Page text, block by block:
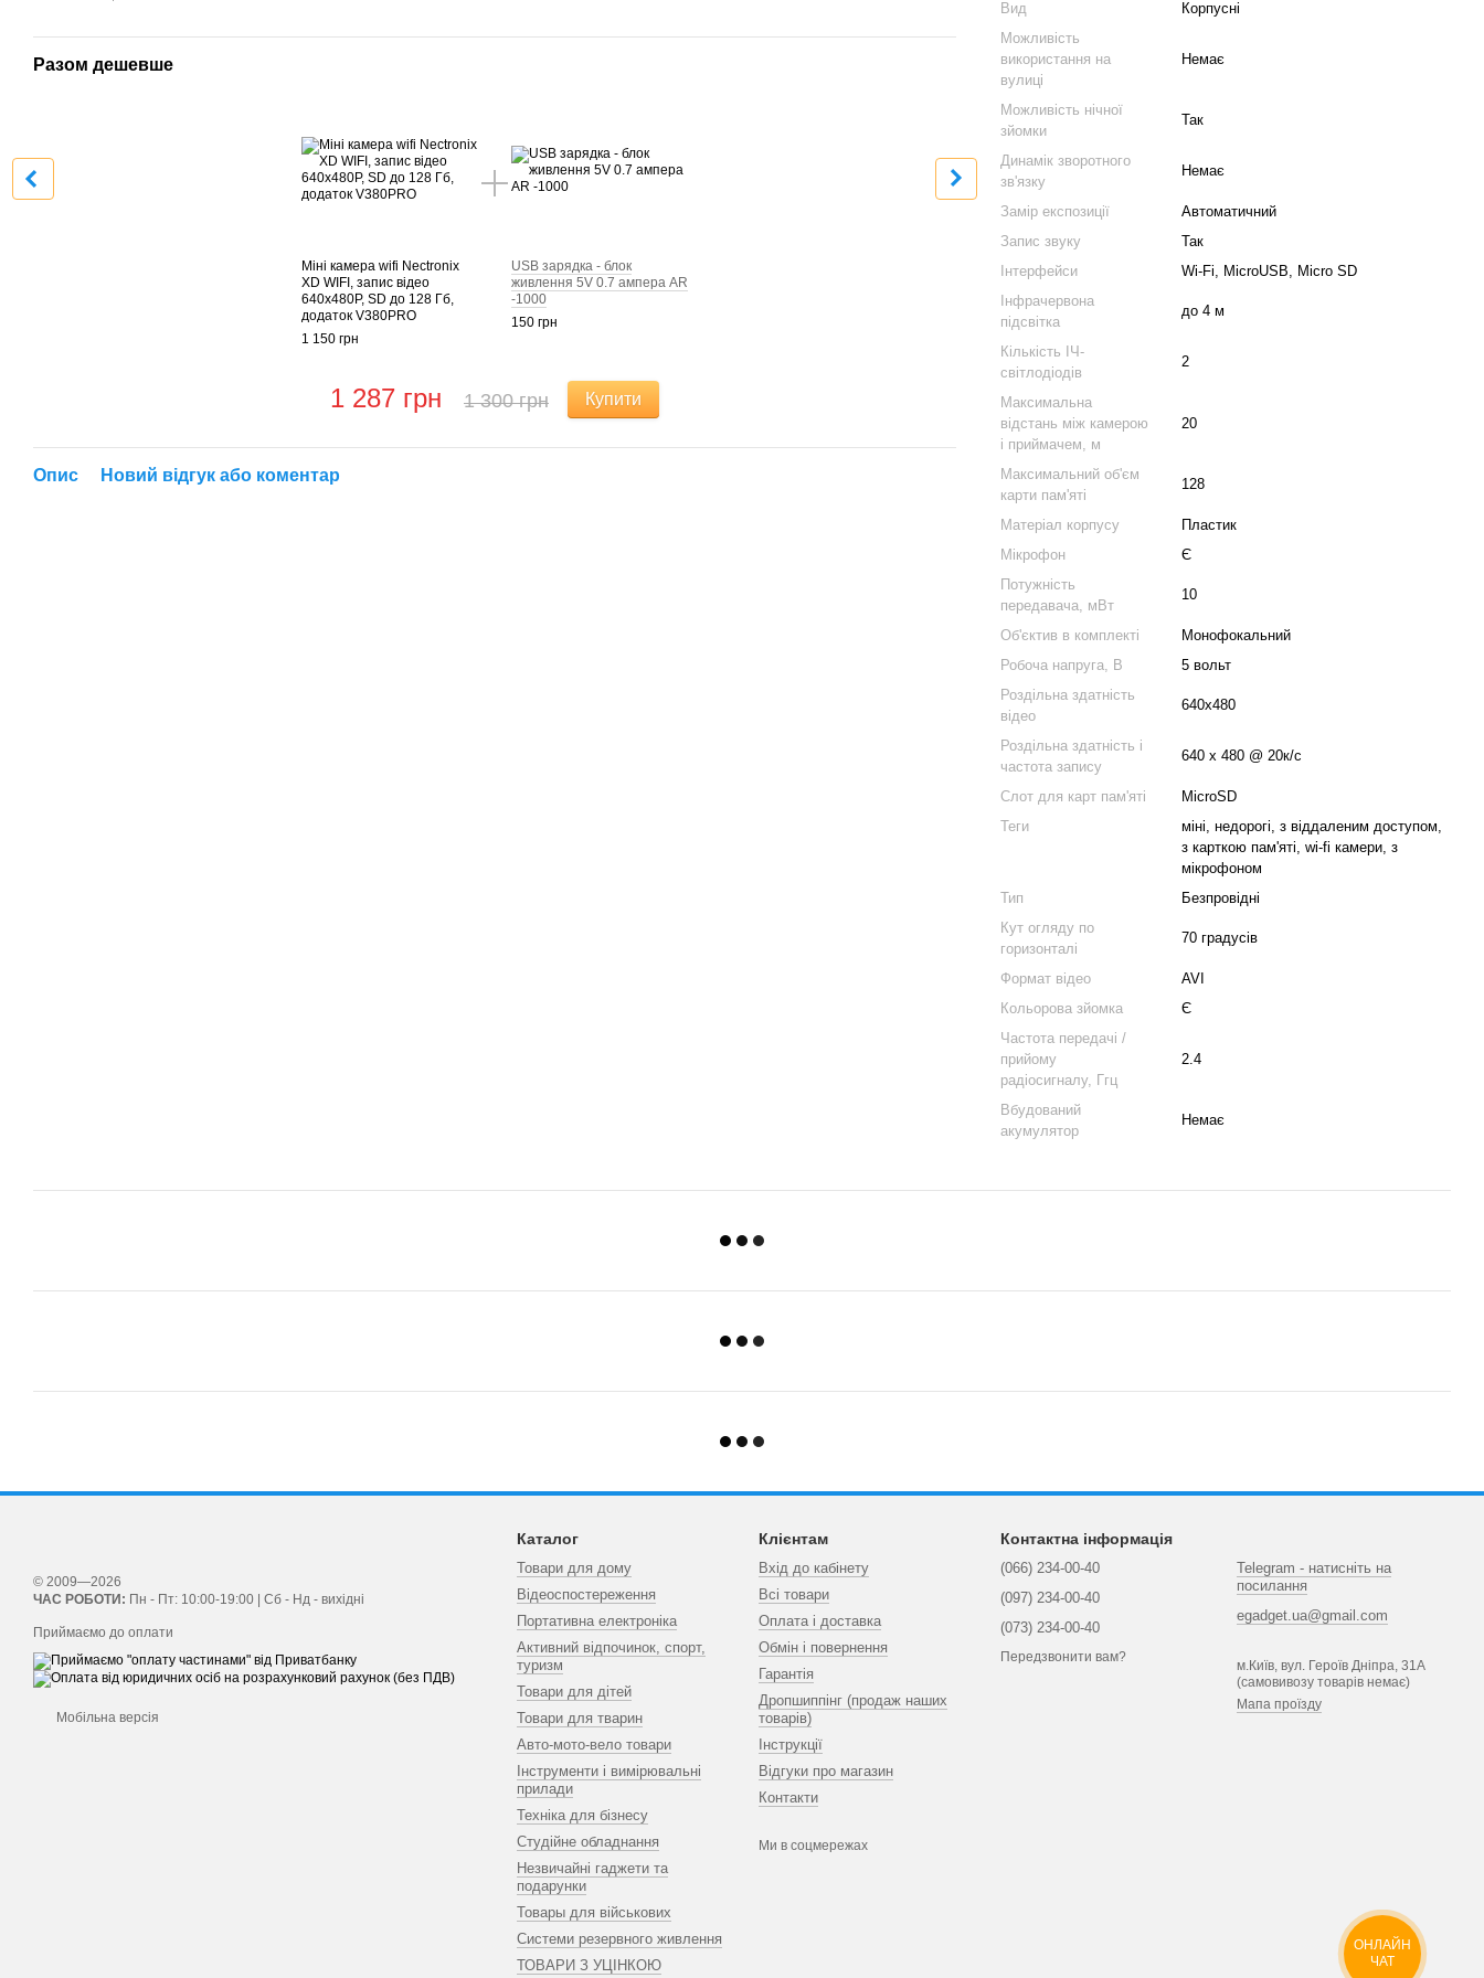
Разом дешевше
Міні камера wifi Nectronix
XD WIFI, запис відео
640х480P, SD до 128 Гб,
додаток V380PRO
1 150 грн
USB зарядка - блок
живлення 5V 0.7 ампера AR
-1000
150 грн
1 287 грн 1 300 грн Купити
Разом дешевше
Міні камера wifi Nectronix
XD WIFI, запис відео
Опис Новий відгук або коментар
Вид
Корпусні
Можливість
використання на
вулиці
Немає
Можливість нічної
зйомки
Так
Динамік зворотного
зв'язку
Немає
Замір експозиції
Автоматичний
Запис звуку
Так
Інтерфейси
Wi-Fi, MicroUSB, Micro SD
Інфрачервона
підсвітка
до 4 м
Кількість ІЧ-
світлодіодів
2
Максимальна
відстань між камерою
і приймачем, м
20
Максимальний об'єм
карти пам'яті
128
Матеріал корпусу
Пластик
Мікрофон
Є
Потужність
передавача, мВт
10
Об'єктив в комплекті
Монофокальний
Робоча напруга, В
5 вольт
Роздільна здатність
відео
640x480
Роздільна здатність і
частота запису
640 х 480 @ 20к/с
Слот для карт пам'яті
MicroSD
Теги
міні, недорогі, з віддаленим доступом,
з карткою пам'яті, wi-fi камери, з
мікрофоном
Тип
Безпровідні
Кут огляду по
горизонталі
70 градусів
Формат відео
AVI
Кольорова зйомка
Є
Частота передачі /
прийому
радіосигналу, Ггц
2.4
Вбудований
акумулятор
Немає
© 2009—2026
ЧАС РОБОТИ: Пн - Пт: 10:00-19:00 | Сб - Нд - вихідні
Приймаємо до оплати
Мобільна версія
Каталог
Товари для дому
Відеоспостереження
Портативна електроніка
Активний відпочинок, спорт,
туризм
Товари для дітей
Товари для тварин
Авто-мото-вело товари
Інструменти і вимірювальні
прилади
Техніка для бізнесу
Студійне обладнання
Незвичайні гаджети та
подарунки
Товары для військових
Системи резервного живлення
ТОВАРИ З УЦІНКОЮ
Клієнтам
Вхід до кабінету
Всі товари
Оплата і доставка
Обмін і повернення
Гарантія
Дропшиппінг (продаж наших
товарів)
Інструкції
Відгуки про магазин
Контакти
Ми в соцмережах
Контактна інформація
(066) 234-00-40
(097) 234-00-40
(073) 234-00-40
Передзвонити вам?
Telegram - натисніть на
посилання
egadget.ua@gmail.com
м.Київ, вул. Героїв Дніпра, 31А
(самовивозу товарів немає)
Мапа проїзду
ОНЛАЙН
ЧАТ